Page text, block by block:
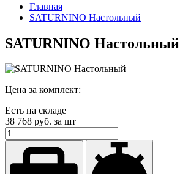
Главная
SATURNINO Настольный
SATURNINO Настольный
Цена за комплект:
Есть на складе
38 768 руб. за шт